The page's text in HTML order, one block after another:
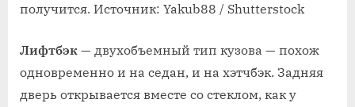
получится. Источник: Yakub88 / Shutterstock
Лифтбэк — двухобъемный тип кузова — похож
одновременно и на седан, и на хэтчбэк. Задняя
дверь открывается вместе со стеклом, как у